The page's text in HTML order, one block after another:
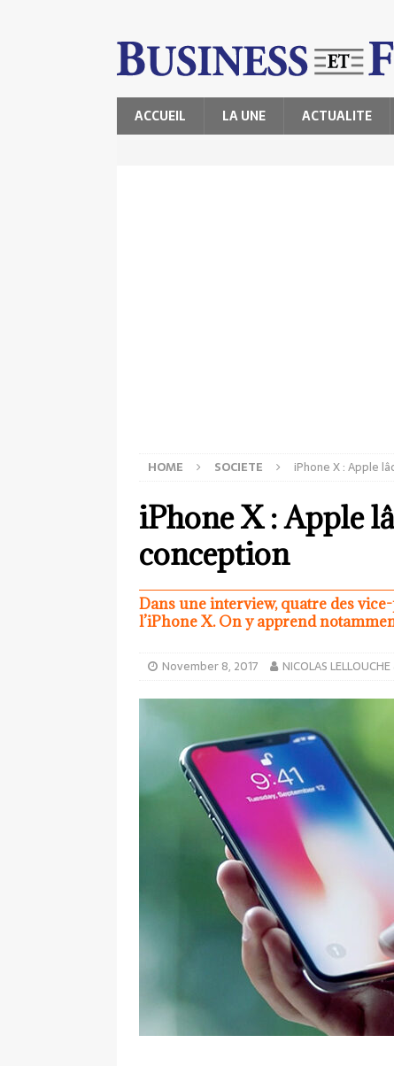
ACCUEIL LA UNE ACTUALITE
HOME SOCIETE iPhone X : Apple
iPhone X : Apple
conception
Dans une interview, quatre des
l’iPhone X. On y apprend
November 8, 2017 NICOLAS